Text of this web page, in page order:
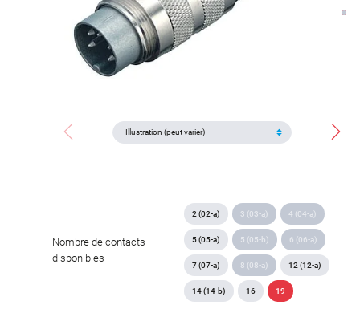
Nombre de contacts
disponibles
2 (02-a) 3 (03-a) 4 (04-a)
5 (05-a) 5 (05-b) 6 (06-a)
7 (07-a) 8 (08-a) 12 (12-a)
14 (14-b) 16 19